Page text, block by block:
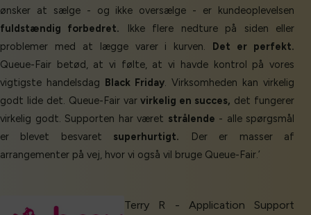
ønsker at sælge - og ikke oversælge - er kundeoplevelsen
fuldstændig forbedret. Ikke flere nedture på siden eller
problemer med at lægge varer i kurven. Det er perfekt.
Queue-Fair betød, at vi følte, at vi havde kontrol på vores
vigtigste handelsdag Black Friday. Virksomheden kan virkelig
godt lide det. Queue-Fair varvirkelig en succes, det fungerer
virkelig godt. Supporten har været strålende - alle spørgsmål
er blevet besvaret superhurtigt. Der er masser af
arrangementer på vej, hvor vi også vil bruge Queue-Fair.’
Terry R - Application Support